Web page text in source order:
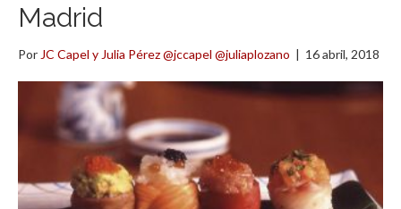
Madrid
Por JC Capel y Julia Pérez @jccapel @juliaplozano | 16 abril, 2018